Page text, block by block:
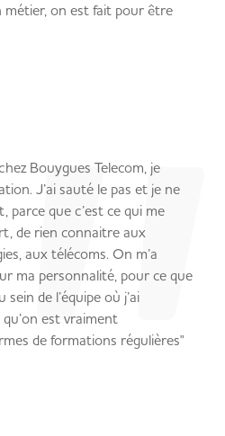
on est fait pour être
Bouygues Telecom, je
J’ai sauté le pas et je ne
parce que c’est ce qui me
de rien connaitre aux
aux télécoms. On m’a
ma personnalité, pour ce que
de l’équipe où j’ai
est vraiment
de formations régulières"